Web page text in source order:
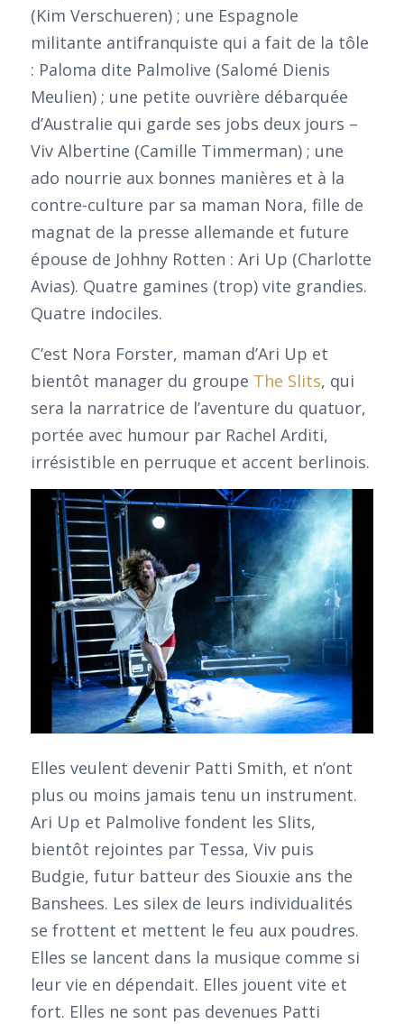
(Kim Verschueren) ; une Espagnole
militante antifranquiste qui a fait de la tôle
: Paloma dite Palmolive (Salomé Dienis
Meulien) ; une petite ouvrière débarquée
d’Australie qui garde ses jobs deux jours –
Viv Albertine (Camille Timmerman) ; une
ado nourrie aux bonnes manières et à la
contre-culture par sa maman Nora, fille de
magnat de la presse allemande et future
épouse de Johhny Rotten : Ari Up (Charlotte
Avias). Quatre gamines (trop) vite grandies.
Quatre indociles.
C’est Nora Forster, maman d’Ari Up et
bientôt manager du groupe The Slits, qui
sera la narratrice de l’aventure du quatuor,
portée avec humour par Rachel Arditi,
irrésistible en perruque et accent berlinois.
Elles veulent devenir Patti Smith, et n’ont
plus ou moins jamais tenu un instrument.
Ari Up et Palmolive fondent les Slits,
bientôt rejointes par Tessa, Viv puis
Budgie, futur batteur des Siouxie ans the
Banshees. Les silex de leurs individualités
se frottent et mettent le feu aux poudres.
Elles se lancent dans la musique comme si
leur vie en dépendait. Elles jouent vite et
fort. Elles ne sont pas devenues Patti